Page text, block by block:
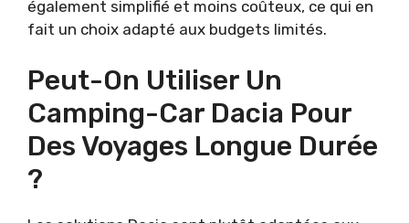
également simplifié et moins coûteux, ce qui en
fait un choix adapté aux budgets limités.
Peut-On Utiliser Un
Camping-Car Dacia Pour
Des Voyages Longue Durée
?